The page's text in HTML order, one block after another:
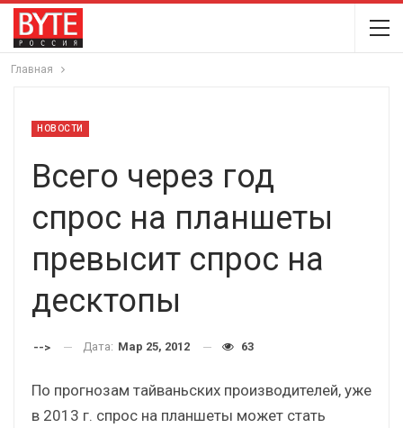
Главная
НОВОСТИ
Всего через год
спрос на планшеты
превысит спрос на
десктопы
--> Дата: Мар 25, 2012 63
По прогнозам тайваньских производителей, уже
в 2013 г. спрос на планшеты может стать